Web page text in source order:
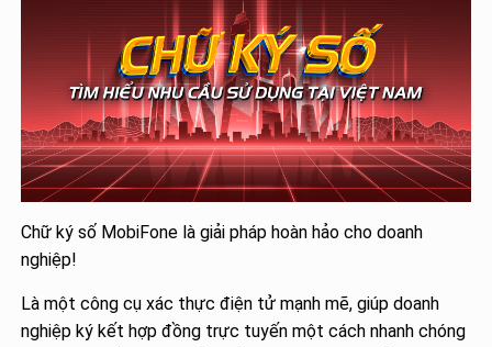
Chữ ký số MobiFone là giải pháp hoàn hảo cho doanh
nghiệp!
Là một công cụ xác thực điện tử mạnh mẽ, giúp doanh
nghiệp ký kết hợp đồng trực tuyến một cách nhanh chóng